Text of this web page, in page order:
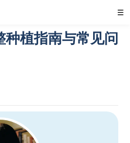
☰
种植指南与常见问